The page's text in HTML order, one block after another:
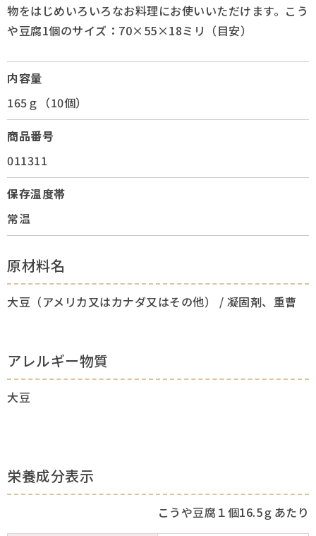
物をはじめいろいろなお料理にお使いいただけます。こう
や豆腐1個のサイズ：70×55×18ミリ（目安）
内容量
165ｇ（10個）
商品番号
011311
保存温度帯
常温
原材料名
大豆（アメリカ又はカナダ又はその他） / 凝固剤、重曹
アレルギー物質
大豆
栄養成分表示
こうや豆腐１個16.5ｇあたり